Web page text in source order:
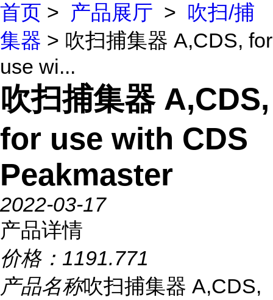
首页 > 产品展厅 > 吹扫/捕
集器 > 吹扫捕集器 A,CDS, for
use wi...
吹扫捕集器 A,CDS,
for use with CDS
Peakmaster
2022-03-17
产品详情
价格： 1191.771
产品名称吹扫捕集器 A,CDS,